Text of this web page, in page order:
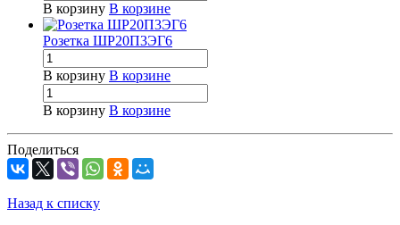
В корзину В корзине
Розетка ШР20П3ЭГ6
В корзину В корзине
В корзину В корзине
Поделиться
Назад к списку